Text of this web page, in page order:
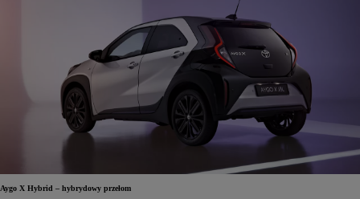
Aygo X Hybrid – hybrydowy przełom